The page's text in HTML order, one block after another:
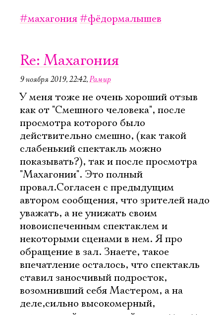
#махагония#фёдормалышев
Re: Махагония
9 ноября 2019, 22:42,Рамир
У меня тоже не очень хороший отзыв
как от "Смешного человека", после
просмотра которого было
действительно смешно, (как такой
слабенький спектакль можно
показывать?), так и после просмотра
"Махагонии". Это полный
провал.Согласен с предыдущим
автором сообщения, что зрителей надо
уважать, а не унижать своим
новоиспеченным спектаклем и
некоторыми сценами в нем. Я про
обращение в зал. Знаете, такое
впечатление осталось, что спектакль
ставил заносчивый подросток,
возомнивший себя Мастером, а на
деле,сильно высокомерный,